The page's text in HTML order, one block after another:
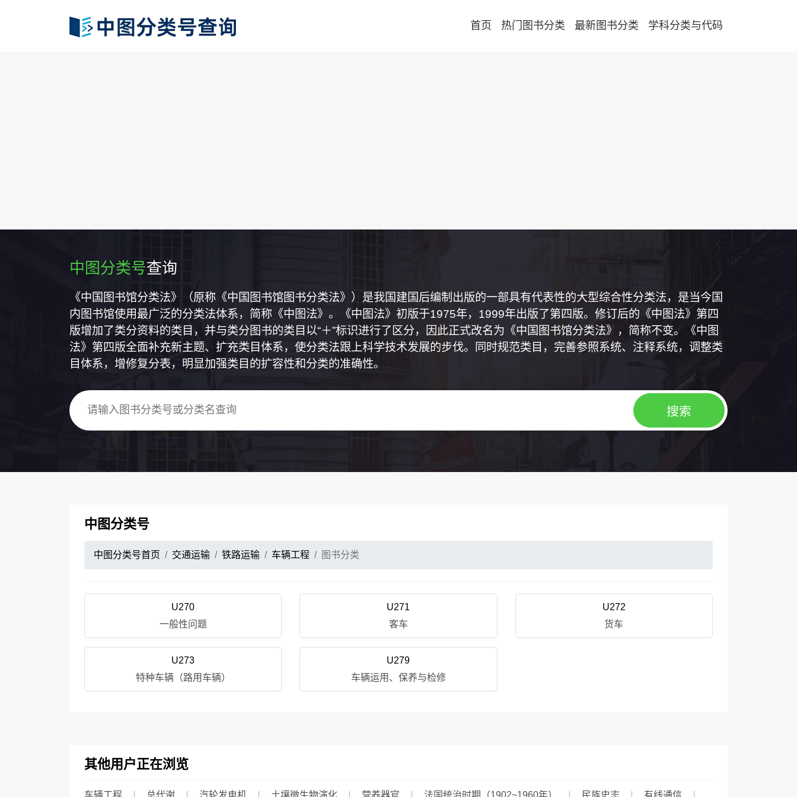
首页 热门图书分类 最新图书分类 学科分类与代码
中图分类号查询
《中国图书馆分类法》（原称《中国图书馆图书分类法》）是我国建国后编制出版的一部具有代表性的大型综合性分类法，是当今国
内图书馆使用最广泛的分类法体系，简称《中图法》。《中图法》初版于1975年，1999年出版了第四版。修订后的《中图法》第四
版增加了类分资料的类目，并与类分图书的类目以“＋”标识进行了区分，因此正式改名为《中国图书馆分类法》，简称不变。《中图
法》第四版全面补充新主题、扩充类目体系，使分类法跟上科学技术发展的步伐。同时规范类目，完善参照系统、注释系统，调整类
目体系，增修复分表，明显加强类目的扩容性和分类的准确性。
中图分类号
中图分类号首页 交通运输 铁路运输 车辆工程 图书分类
U270
一般性问题
U271
客车
U272
货车
U273
特种车辆（路用车辆）
U279
车辆运用、保养与检修
其他用户正在浏览
车辆工程 总代谢 汽轮发电机 土壤微生物演化 营养器官 法国统治时期（1902~1960年） 民族史志 有线通信